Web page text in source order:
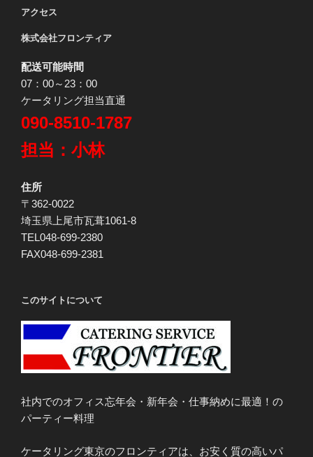
アクセス
株式会社フロンティア
配送可能時間
07：00～23：00
ケータリング担当直通
090-8510-1787
担当：小林
住所
〒362-0022
埼玉県上尾市瓦葺1061-8
TEL048-699-2380
FAX048-699-2381
このサイトについて
社内でのオフィス忘年会・新年会・仕事納めに最適！の
パーティー料理
ケータリング東京のフロンティアは、お安く質の高いパ